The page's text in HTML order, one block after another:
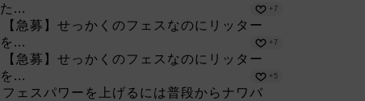
た...
+7
【急募】せっかくのフェスなのにリッター
を...
+7
【急募】せっかくのフェスなのにリッター
を...
+5
フェスパワーを上げるには普段からナワバ